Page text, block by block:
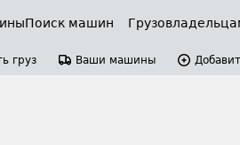
Поиск машин
груз Ваши машины